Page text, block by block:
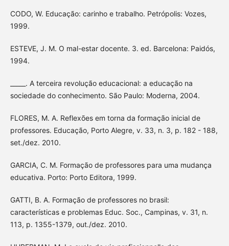
CODO, W. Educação: carinho e trabalho. Petrópolis: Vozes,
1999.
ESTEVE, J. M. O mal-estar docente. 3. ed. Barcelona: Paidós,
1994.
_____. A terceira revolução educacional: a educação na
sociedade do conhecimento. São Paulo: Moderna, 2004.
FLORES, M. A. Reflexões em torna da formação inicial de
professores. Educação, Porto Alegre, v. 33, n. 3, p. 182 - 188,
set./dez. 2010.
GARCIA, C. M. Formação de professores para uma mudança
educativa. Porto: Porto Editora, 1999.
GATTI, B. A. Formação de professores no brasil:
características e problemas Educ. Soc., Campinas, v. 31, n.
113, p. 1355-1379, out./dez. 2010.